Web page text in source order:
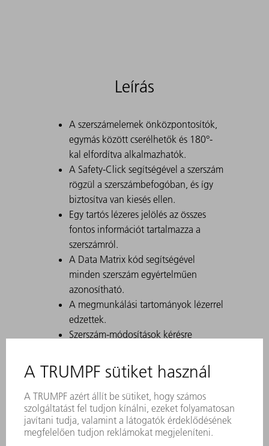
Leírás
A szerszámelemek önközpontosítók,
egymás között cserélhetők és 180°-
kal elfordítva alkalmazhatók.
A Safety-Click segítségével a szerszám
rögzül a szerszámbefogóban, és így
biztosítva van kiesés ellen.
Egy tartós lézeres jelölés az összes
fontos információt tartalmazza a
szerszámról.
A Data Matrix kód segítségével
minden szerszám egyértelműen
azonosítható.
A megmunkálási tartományok lézerrel
edzettek.
Szerszám-módosítások kérésre
Nehéz és fogantyús szerszámok
egyszerű eltolása a ComfortSlide
segítségével
Egy erős görbület révén speciálisan
alkalmas az U-alkatrészekhez
Magas dobozokhoz használja a nagy